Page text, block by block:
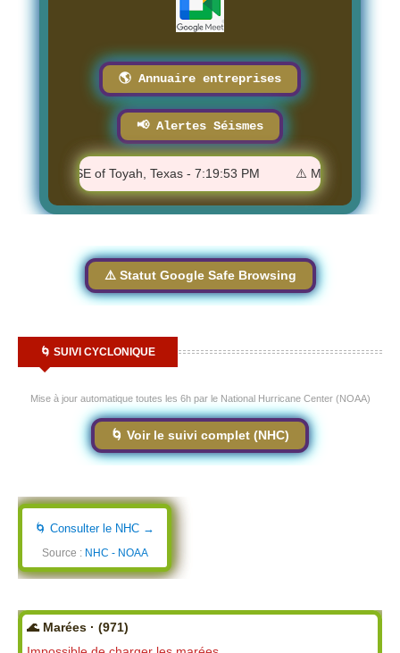
🌎 Annuaire entreprises
📢 Alertes Séismes
km SSE of Toyah, Texas - 7:19:53 PM ⚠️ M 4.7 - Kermadec
⚠️ Statut Google Safe Browsing
🌀 SUIVI CYCLONIQUE
Mise à jour automatique toutes les 6h par le National Hurricane Center (NOAA)
🌀 Voir le suivi complet (NHC)
🌀 Consulter le NHC →
Source : NHC - NOAA
🌊 Marées · (971)